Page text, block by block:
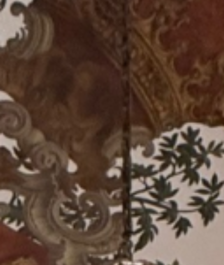
CONFLITO DE
COMPETÊNCIA/
APENSAÇÃO/
DISTRIBUIÇÃO/
REGULAÇÃO DAS
RESPONSABILIDADES
PARENTAIS/
ALTERAÇÃO/
QUESTÃO DE
PARTICULAR
IMPORTÂNCIA